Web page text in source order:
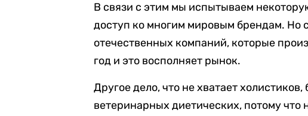
В связи с этим мы испытываем
доступ ко многим мировым брендам. Но
отечественных компаний, которые
год и это восполняет рынок.
Другое дело, что не хватает
ветеринарных диетических, потому